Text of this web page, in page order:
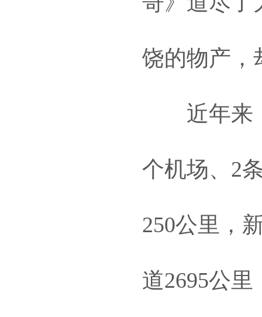
饶的物产，
近年来，
个机场、2
250公里，
道2695公